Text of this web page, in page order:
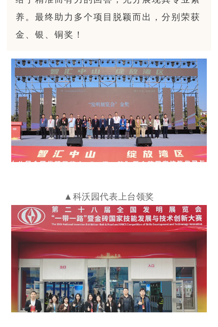
养。最终助力多个项目脱颖而出，分别荣获
金、银、铜奖！
▲科沃园代表上台领奖